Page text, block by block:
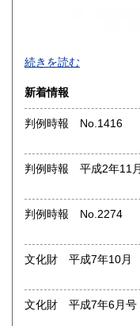
買取品目一覧
術・アート・建築・書
武道・山岳・オカルト
代、80年代アイドル・
◎メディア商品【ジャ
メ・ゲーム・声優・
EP、カセット、ポス
などマニアックなもの
ンタイア・和本・漢籍
絵はがき・鳥瞰図・
グロ】など古いものの
いますので価値がない
続きを読む
新着情報
判例時報 No.1416
判例時報 平成2年11
判例時報 No.2274
文化財 平成7年10月
文化財 平成7年6月号